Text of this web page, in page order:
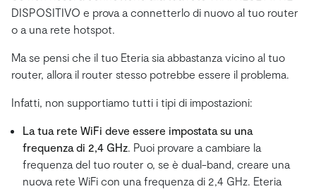
DISPOSITIVO e prova a connetterlo di nuovo al tuo router
o a una rete hotspot.
Ma se pensi che il tuo Eteria sia abbastanza vicino al tuo
router, allora il router stesso potrebbe essere il problema.
Infatti, non supportiamo tutti i tipi di impostazioni:
La tua rete WiFi deve essere impostata su una
frequenza di 2,4 GHz. Puoi provare a cambiare la
frequenza del tuo router o, se è dual-band, creare una
nuova rete WiFi con una frequenza di 2,4 GHz. Eteria